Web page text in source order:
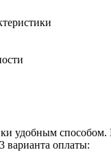
удобным способом.
варианта оплаты: